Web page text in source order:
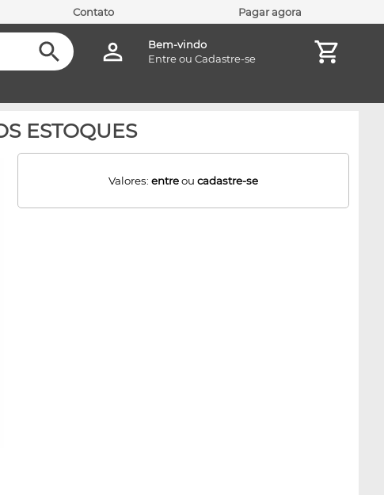
Contato Pagar agora
Bem-vindo
Entreou Cadastre-se
ESTOQUES
Valores:entreoucadastre-se